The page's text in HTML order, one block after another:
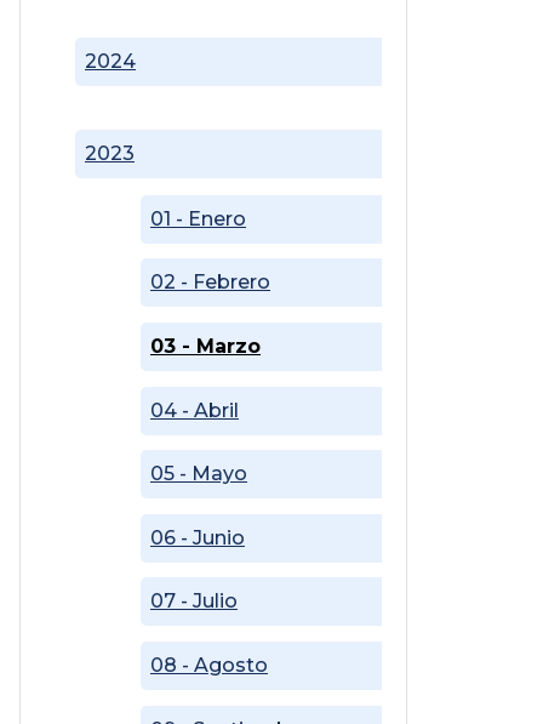
2023
01 - Enero
02 - Febrero
03 - Marzo
04 - Abril
05 - Mayo
06 - Junio
07 - Julio
08 - Agosto
2024